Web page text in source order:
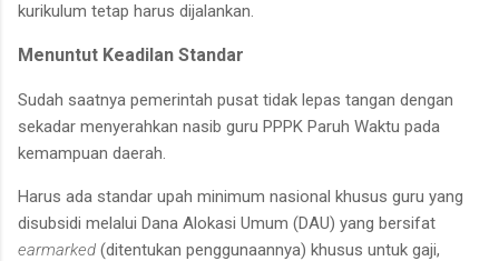
kurikulum tetap harus dijalankan.
Menuntut Keadilan Standar
Sudah saatnya pemerintah pusat tidak lepas tangan dengan
sekadar menyerahkan nasib guru PPPK Paruh Waktu pada
kemampuan daerah.
Harus ada standar upah minimum nasional khusus guru yang
disubsidi melalui Dana Alokasi Umum (DAU) yang bersifat
earmarked (ditentukan penggunaannya) khusus untuk gaji,